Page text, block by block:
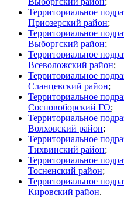
Территориальное
Приозерский район;
Территориальное
Выборгский район;
Территориальное
Всеволожский район;
Территориальное
Сланцевский район;
Территориальное
Сосновоборский ГО;
Территориальное
Волховский район;
Территориальное
Тихвинский район;
Территориальное
Тосненский район;
Территориальное
Кировский район.